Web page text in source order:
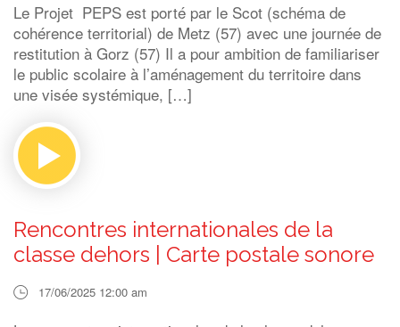
Le Projet PEPS est porté par le Scot (schéma de
cohérence territorial) de Metz (57) avec une journée de
restitution à Gorz (57) Il a pour ambition de familiariser
le public scolaire à l’aménagement du territoire dans
une visée systémique, […]
Rencontres internationales de la
classe dehors | Carte postale sonore
17/06/2025 12:00 am